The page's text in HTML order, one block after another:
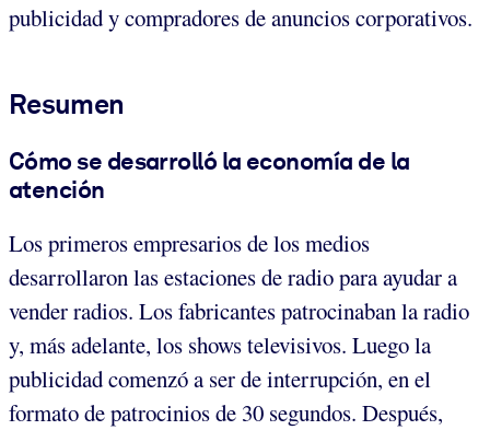
publicidad y compradores de anuncios corporativos.
Resumen
Cómo se desarrolló la economía de la
atención
Los primeros empresarios de los medios
desarrollaron las estaciones de radio para ayudar a
vender radios. Los fabricantes patrocinaban la radio
y, más adelante, los shows televisivos. Luego la
publicidad comenzó a ser de interrupción, en el
formato de patrocinios de 30 segundos. Después,